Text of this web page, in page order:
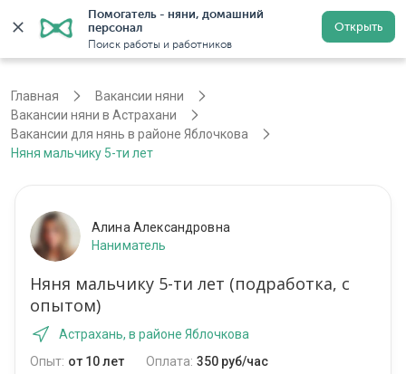
Помогатель - няни, домашний
персонал
Поиск работы и работников
Открыть
Астрахань Регистрация
Главная
Вакансии няни
Вакансии няни в Астрахани
Вакансии для нянь в районе Яблочкова
Няня мальчику 5-ти лет
Алина Александровна
Наниматель
Няня мальчику 5-ти лет (подработка, с
опытом)
Астрахань, в районе Яблочкова
Опыт: от 10 лет Оплата: 350 руб/час